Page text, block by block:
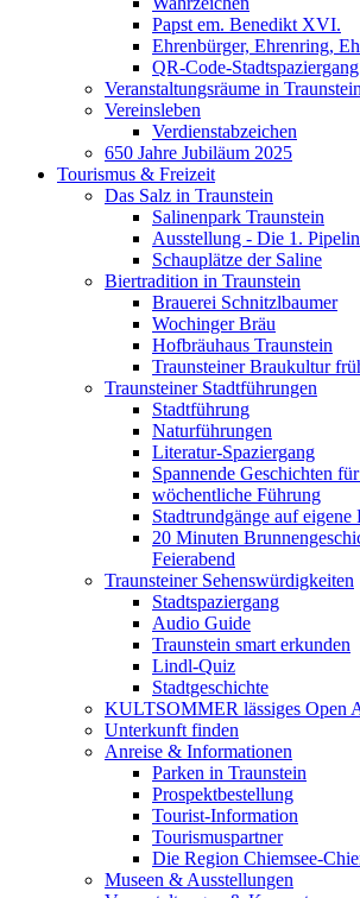
Papst em. Benedikt XVI.
Ehrenbürger, Ehrenring,
QR-Code-Stadtspaziergang
Veranstaltungsräume in Traunstein
Vereinsleben
Verdienstabzeichen
650 Jahre Jubiläum 2025
Tourismus & Freizeit
Das Salz in Traunstein
Salinenpark Traunstein
Ausstellung - Die 1.
Schauplätze der Saline
Biertradition in Traunstein
Brauerei Schnitzlbaumer
Wochinger Bräu
Hofbräuhaus Traunstein
Traunsteiner Braukultur
Traunsteiner Stadtführungen
Stadtführung
Naturführungen
Literatur-Spaziergang
Spannende Geschichten
wöchentliche Führung
Stadtrundgänge auf eigene
20 Minuten
Feierabend
Traunsteiner Sehenswürdigkeiten
Stadtspaziergang
Audio Guide
Traunstein smart erkunden
Lindl-Quiz
Stadtgeschichte
KULTSOMMER lässiges Open
Unterkunft finden
Anreise & Informationen
Parken in Traunstein
Prospektbestellung
Tourist-Information
Tourismuspartner
Die Region Chiemsee-
Museen & Ausstellungen